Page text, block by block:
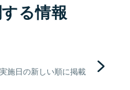
る情報
施日の新しい順に掲載